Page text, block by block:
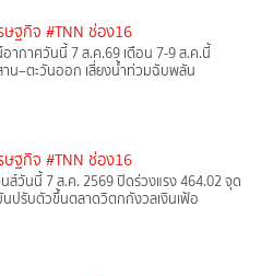
ษฐกิจ #TNN ช่อง16
ากาศวันนี้ 7 ส.ค.69 เตือน 7-9 ส.ค.นี้
าน–ตะวันออก เสี่ยงน้ำท่วมฉับพลัน
ษฐกิจ #TNN ช่อง16
นส์วันนี้ 7 ส.ค. 2569 ปิดร่วงแรง 464.02 จุด
นปรับตัวขึ้นตลาดวิตกกังวลเงินเฟ้อ